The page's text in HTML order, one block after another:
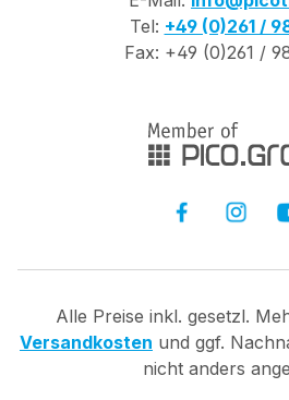
Tel: +49 (0)261 /
Fax: +49 (0)261 /
Alle Preise inkl. gesetzl.
Versandkosten und ggf.
nicht anders